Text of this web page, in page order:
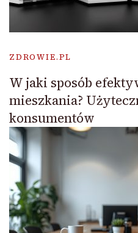
ZDROWIE.PL
W jaki sposób
mieszkania?
konsumentów